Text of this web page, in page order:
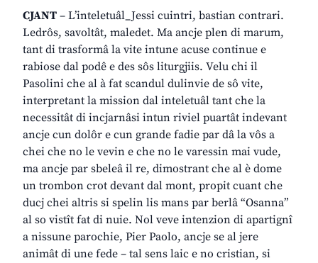
CJANT – L’inteletuâl_Jessi cuintri, bastian contrari.
Ledrôs, savoltât, maledet. Ma ancje plen di marum,
tant di trasformâ la vite intune acuse continue e
rabiose dal podê e des sôs liturgjiis. Velu chi il
Pasolini che al à fat scandul dulinvie de sô vite,
interpretant la mission dal inteletuâl tant che la
necessitât di incjarnâsi intun riviel puartât indevant
ancje cun dolôr e cun grande fadie par dâ la vôs a
chei che no le vevin e che no le varessin mai vude,
ma ancje par sbeleâ il re, dimostrant che al è dome
un trombon crot devant dal mont, propit cuant che
ducj chei altris si spelin lis mans par berlâ “Osanna”
al so vistît fat di nuie. Nol veve intenzion di apartignî
a nissune parochie, Pier Paolo, ancje se al jere
animât di une fede – tal sens laic e no cristian, si